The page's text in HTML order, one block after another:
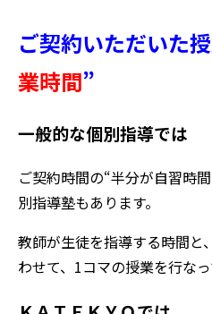
ご契約いただいた
業時間”
一般的な個別指導では
ご契約時間の“半分が自習時
別指導塾もあります。
教師が生徒を指導する時間と
わせて、1コマの授業を行なっ